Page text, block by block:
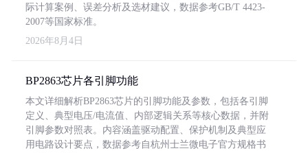
际计算案例、误差分析及选材建议，数据参考GB/T 4423-
2007等国家标准。
2026年8月4日
BP2863芯片各引脚功能
本文详细解析BP2863芯片的引脚功能及参数，包括各引脚
定义、典型电压/电流值、内部逻辑关系等核心数据，并附
引脚参数对照表。内容涵盖驱动配置、保护机制及典型应
用电路设计要点，数据参考自杭州士兰微电子官方规格书